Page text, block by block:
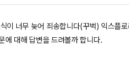
이 너무 늦어 죄송합니다(꾸벅) 익스플
에 대해 답변을 드려볼까 합니다.